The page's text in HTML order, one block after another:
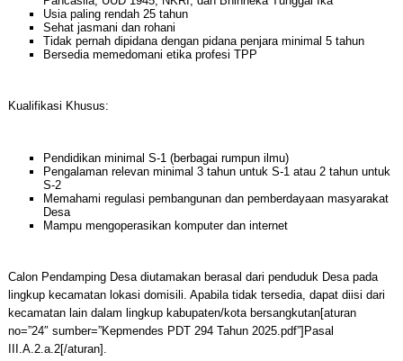
Usia paling rendah 25 tahun
Sehat jasmani dan rohani
Tidak pernah dipidana dengan pidana penjara minimal 5 tahun
Bersedia memedomani etika profesi TPP
Kualifikasi Khusus:
Pendidikan minimal S-1 (berbagai rumpun ilmu)
Pengalaman relevan minimal 3 tahun untuk S-1 atau 2 tahun untuk
S-2
Memahami regulasi pembangunan dan pemberdayaan masyarakat
Desa
Mampu mengoperasikan komputer dan internet
Calon Pendamping Desa diutamakan berasal dari penduduk Desa pada
lingkup kecamatan lokasi domisili. Apabila tidak tersedia, dapat diisi dari
kecamatan lain dalam lingkup kabupaten/kota bersangkutan[aturan
no=”24″ sumber=”Kepmendes PDT 294 Tahun 2025.pdf”]Pasal
III.A.2.a.2[/aturan].